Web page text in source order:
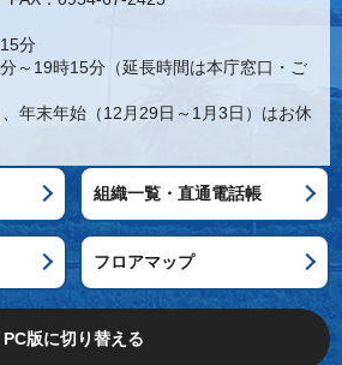
分
～19時15分（延長時間は本庁窓口・ご
年末年始（12月29日～1月3日）はお休
組織一覧・直通電話帳
フロアマップ
PC版に切り替える